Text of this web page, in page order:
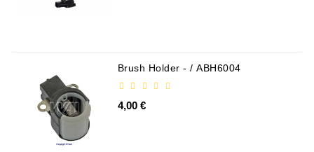
Brush Holder - / ABH6004
4,00 €